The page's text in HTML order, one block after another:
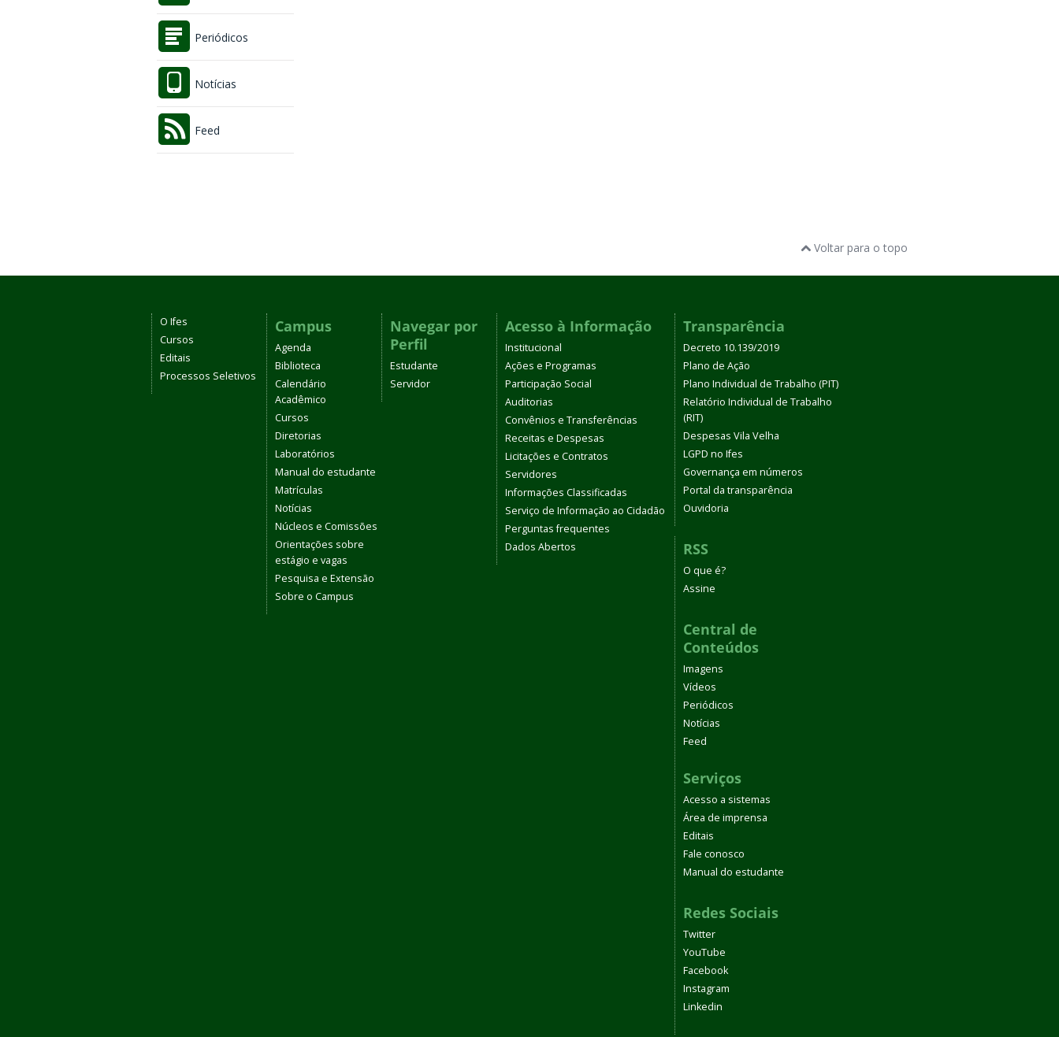
Periódicos
Notícias
Feed
Voltar para o topo
O Ifes
Cursos
Editais
Processos Seletivos
Campus
Agenda
Biblioteca
Calendário
Acadêmico
Cursos
Diretorias
Laboratórios
Manual do estudante
Matrículas
Notícias
Núcleos e Comissões
Orientações sobre
estágio e vagas
Pesquisa e Extensão
Sobre o Campus
Navegar por
Perfil
Estudante
Servidor
Acesso à Informação
Institucional
Ações e Programas
Participação Social
Auditorias
Convênios e Transferências
Receitas e Despesas
Licitações e Contratos
Servidores
Informações Classificadas
Serviço de Informação ao Cidadão
Perguntas frequentes
Dados Abertos
Transparência
Decreto 10.139/2019
Plano de Ação
Plano Individual de Trabalho (PIT)
Relatório Individual de Trabalho
(RIT)
Despesas Vila Velha
LGPD no Ifes
Governança em números
Portal da transparência
Ouvidoria
RSS
O que é?
Assine
Central de
Conteúdos
Imagens
Vídeos
Periódicos
Notícias
Feed
Serviços
Acesso a sistemas
Área de imprensa
Editais
Fale conosco
Manual do estudante
Redes Sociais
Twitter
YouTube
Facebook
Instagram
Linkedin